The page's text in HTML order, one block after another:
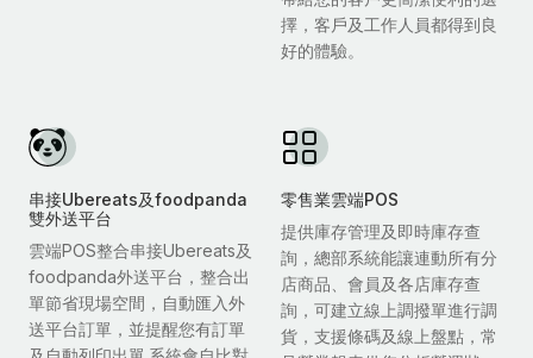
擇，客戶及工作人員都得到良
好的體驗。
串接Ubereats及foodpanda
雙外送平台
雲端POS整合串接Ubereats及
foodpanda外送平台，整合出
單節省現場空間，自動匯入外
送平台訂單，並提醒您有訂單
零售業雲端POS
提供庫存管理及即時庫存查
詢，總部系統能讓連動所有分
店商品、會員及各店庫存查
詢，可建立線上調撥單進行調
貨，支援條碼及線上盤點，常